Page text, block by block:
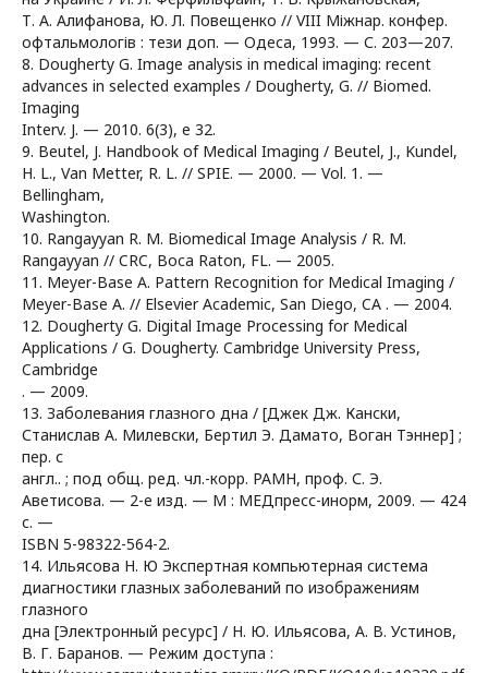
Т. А. Алифанова, Ю. Л. Повещенко // VIII Міжнар. конфер.
офтальмологів : тези доп. — Одеса, 1993. — С. 203—207.
8. Dougherty G. Image analysis in medical imaging: recent
advances in selected examples / Dougherty, G. // Biomed.
Imaging
Interv. J. — 2010. 6(3), e 32.
9. Beutel, J. Handbook of Medical Imaging / Beutel, J., Kundel,
H. L., Van Metter, R. L. // SPIE. — 2000. — Vol. 1. —
Bellingham,
Washington.
10. Rangayyan R. M. Biomedical Image Analysis / R. M.
Rangayyan // CRC, Boca Raton, FL. — 2005.
11. Meyer-Base A. Pattern Recognition for Medical Imaging /
Meyer-Base A. // Elsevier Academic, San Diego, CA . — 2004.
12. Dougherty G. Digital Image Processing for Medical
Applications / G. Dougherty. Cambridge University Press,
Cambridge
. — 2009.
13. Заболевания глазного дна / [Джек Дж. Кански,
Станислав А. Милевски, Бертил Э. Дамато, Воган Тэннер] ;
пер. с
англ.. ; под общ. ред. чл.-корр. РАМН, проф. С. Э.
Аветисова. — 2-е изд. — М : МЕДпресс-инорм, 2009. — 424
с. —
ISBN 5-98322-564-2.
14. Ильясова Н. Ю Экспертная компьютерная система
диагностики глазных заболеваний по изображениям
глазного
дна [Электронный ресурс] / Н. Ю. Ильясова, А. В. Устинов,
В. Г. Баранов. — Режим доступа :